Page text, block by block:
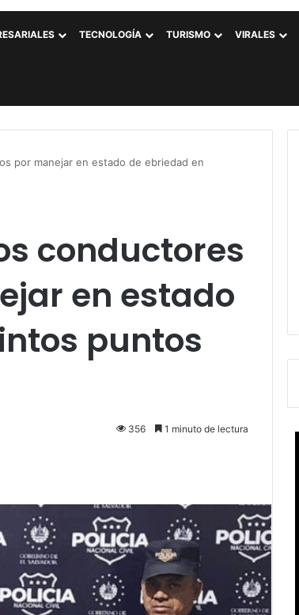
TECNOLOGÍA TURISMO VIRALES
por manejar en estado de ebriedad en
conductores
en estado
puntos
356 1 minuto de lectura